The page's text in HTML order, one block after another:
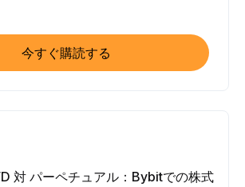
今すぐ購読する
対 パーペチュアル：Bybitでの株式